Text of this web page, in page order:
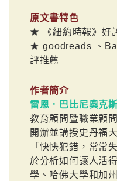
原文書特色
★ 《紐約時報》好
★ goodreads 、
評推薦
作者簡介
雷恩．巴比尼奧克
教育顧問暨職業顧
開辦並講授史丹福
「快快犯錯，常常
於分析如何讓人活
學、哈佛大學和加